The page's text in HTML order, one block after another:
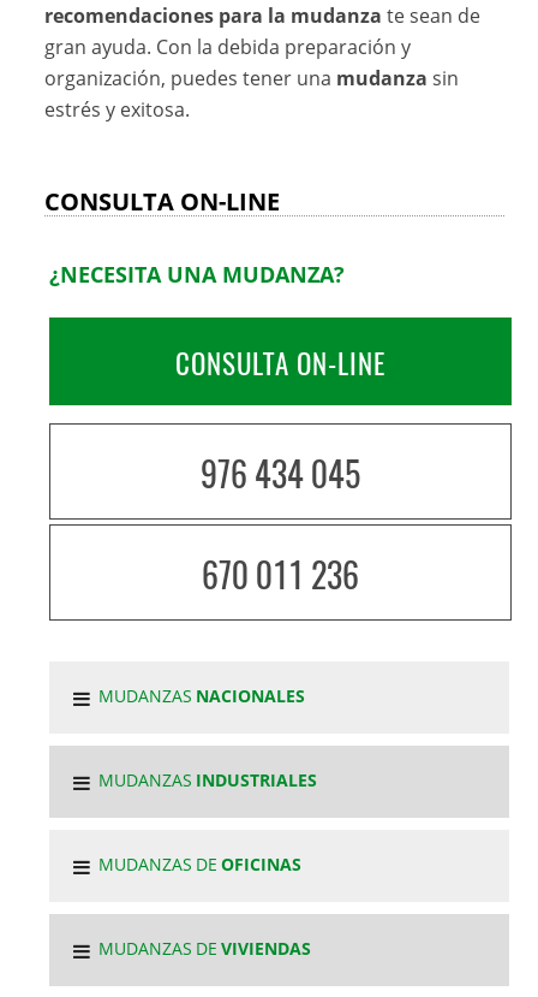
recomendaciones para la mudanza te sean de
gran ayuda. Con la debida preparación y
organización, puedes tener una mudanza sin
estrés y exitosa.
CONSULTA ON-LINE
¿NECESITA UNA MUDANZA?
CONSULTA ON-LINE
976 434 045
670 011 236
MUDANZAS NACIONALES
MUDANZAS INDUSTRIALES
MUDANZAS DEOFICINAS
MUDANZAS DEVIVIENDAS